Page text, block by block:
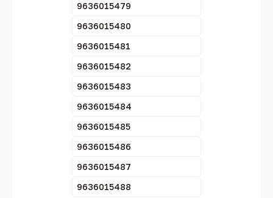
9636015479
9636015480
9636015481
9636015482
9636015483
9636015484
9636015485
9636015486
9636015487
9636015488